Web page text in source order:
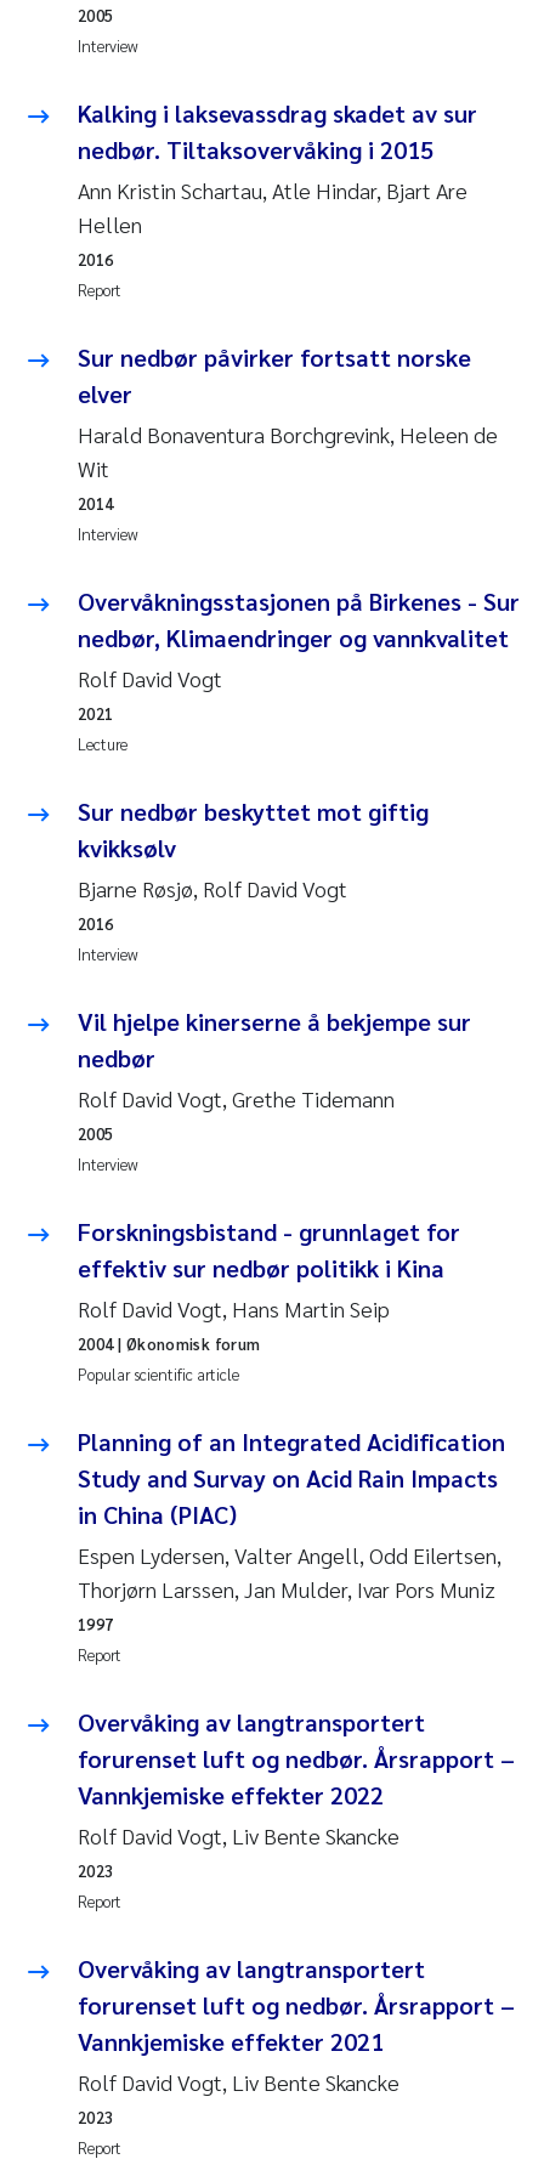
Camilla With Fagerli
Ashenafi Seifu Gragne
Asle Økelsrud
Jan-Erik Thrane
Liv Bente Skancke
André Staalstrøm
Belinda Valdecanas
Prem Chand
Erling Aarhus Bratsberg
Susan Skogtvedt Røed
Medyan Esam Ghareeb
Froukje Maria Platjouw
Elianne Dunthorn Egge
Wenche Eikrem
Pierre Franqois Jaccard
Maeve McGovern
Anastasia Georgantzopoulou
Sophie Mentzel
Veronica Sæther Eftevåg
Odd Arne Segtnan Skogan
Jens Vedal
Uta Brandt
Richard Garth James Bellerby
Espen Lund
Bjørnar Andre Beylich
Peter Stig Hansen
Marit Villø
Susanne Jøntvedt Jørgensen
Interview
2005
Kalking i laksevassdrag skadet av sur
nedbør. Tiltaksovervåking i 2015
Ann Kristin Schartau, Atle Hindar, Bjart Are
Hellen
Report
2016
Sur nedbør påvirker fortsatt norske
elver
Harald Bonaventura Borchgrevink, Heleen de
Wit
Interview
2014
Overvåkningsstasjonen på Birkenes - Sur
nedbør, Klimaendringer og vannkvalitet
Rolf David Vogt
Lecture
2021
Sur nedbør beskyttet mot giftig
kvikksølv
Bjarne Røsjø, Rolf David Vogt
Interview
2016
Vil hjelpe kinerserne å bekjempe sur
nedbør
Rolf David Vogt, Grethe Tidemann
Interview
2005
Forskningsbistand - grunnlaget for
effektiv sur nedbør politikk i Kina
Rolf David Vogt, Hans Martin Seip
Popular scientific article
2004| Økonomisk forum
Planning of an Integrated Acidification
Study and Survay on Acid Rain Impacts
in China (PIAC)
Espen Lydersen, Valter Angell, Odd Eilertsen,
Thorjørn Larssen, Jan Mulder, Ivar Pors Muniz
Report
1997
Overvåking av langtransportert
forurenset luft og nedbør. Årsrapport –
Vannkjemiske effekter 2022
Rolf David Vogt, Liv Bente Skancke
Report
2023
Overvåking av langtransportert
forurenset luft og nedbør. Årsrapport –
Vannkjemiske effekter 2021
Rolf David Vogt, Liv Bente Skancke
Report
2023